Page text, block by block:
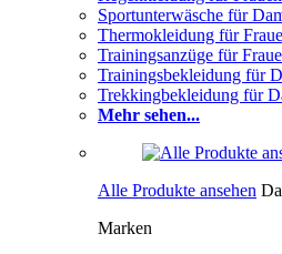
Sportunterwäsche für
Thermokleidung für
Trainingsanzüge für
Trainingsbekleidung für
Trekkingbekleidung für
Mehr sehen...
Alle Produkte ansehen
Marken